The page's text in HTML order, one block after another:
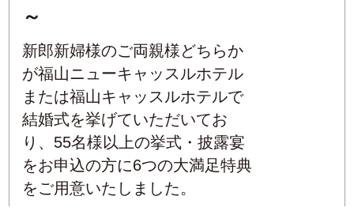
～
新郎新婦様のご両親様どちらか
が福山ニューキャッスルホテル
または福山キャッスルホテルで
結婚式を挙げていただいてお
り、55名様以上の挙式・披露宴
をお申込の方に6つの大満足特典
をご用意いたしました。